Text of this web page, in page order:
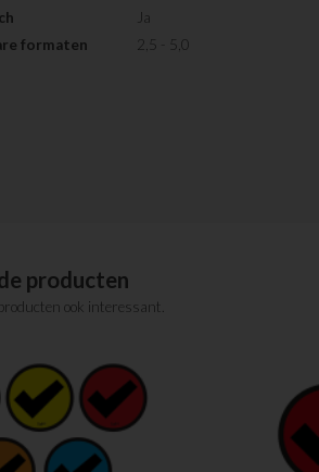
Ja
formaten
2,5 - 5,0
producten
ook interessant.